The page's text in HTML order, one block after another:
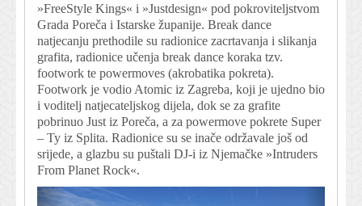
»FreeStyle Kings« i »Justdesign« pod pokroviteljstvom
Grada Poreča i Istarske županije. Break dance
natjecanju prethodile su radionice zacrtavanja i slikanja
grafita, radionice učenja break dance koraka tzv.
footwork te powermoves (akrobatika pokreta).
Footwork je vodio Atomic iz Zagreba, koji je ujedno bio
i voditelj natjecateljskog dijela, dok se za grafite
pobrinuo Just iz Poreča, a za powermove pokrete Super
– Ty iz Splita. Radionice su se inače održavale još od
srijede, a glazbu su puštali DJ-i iz Njemačke »Intruders
From Planet Rock«.